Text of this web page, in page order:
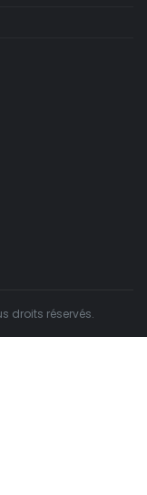
droits réservés.